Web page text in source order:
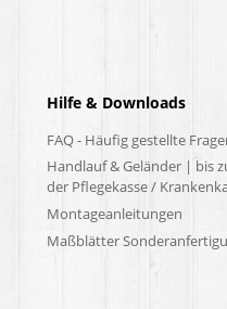
Hilfe & Downloads
FAQ - Häufig gestellte
Handlauf & Geländer | bis
der Pflegekasse /
Montageanleitungen
Maßblätter